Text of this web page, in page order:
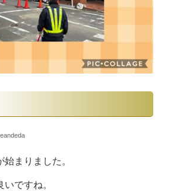
eandeda
まりました。
ですね。